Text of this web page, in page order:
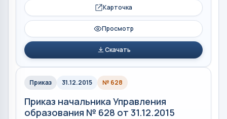
Карточка
Просмотр
Скачать
Приказ 31.12.2015 № 628
Приказ начальника Управления
образования № 628 от 31.12.2015